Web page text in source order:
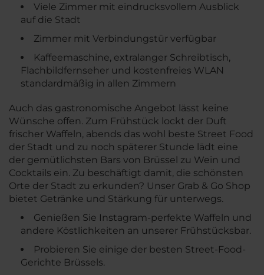
Viele Zimmer mit eindrucksvollem Ausblick
auf die Stadt
Zimmer mit Verbindungstür verfügbar
Kaffeemaschine, extralanger Schreibtisch,
Flachbildfernseher und kostenfreies WLAN
standardmäßig in allen Zimmern
Auch das gastronomische Angebot lässt keine
Wünsche offen. Zum Frühstück lockt der Duft
frischer Waffeln, abends das wohl beste Street Food
der Stadt und zu noch späterer Stunde lädt eine
der gemütlichsten Bars von Brüssel zu Wein und
Cocktails ein. Zu beschäftigt damit, die schönsten
Orte der Stadt zu erkunden? Unser Grab & Go Shop
bietet Getränke und Stärkung für unterwegs.
Genießen Sie Instagram-perfekte Waffeln und
andere Köstlichkeiten an unserer Frühstücksbar.
Probieren Sie einige der besten Street-Food-
Gerichte Brüssels.
Belegung
Angebotscode